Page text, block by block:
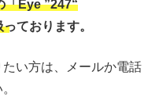
「Eye ”247“
ております。
い方は、メールか電話